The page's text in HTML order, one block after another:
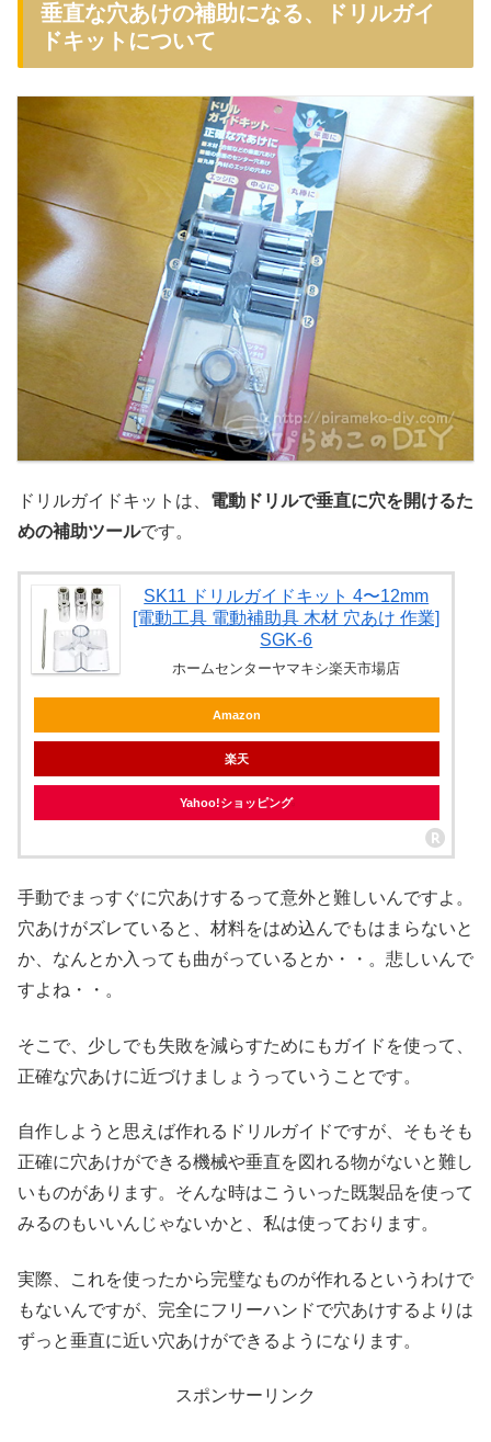
垂直な穴あけの補助になる、ドリルガイ
ドキットについて
ドリルガイドキットは、 電動ドリルで垂直に穴を開けるた
めの補助ツールです。
SK11 ドリルガイドキット 4〜12mm
[電動工具 電動補助具 木材 穴あけ 作業]
SGK-6
ホームセンターヤマキシ楽天市場店
Amazon
楽天
Yahoo!ショッピング
手動でまっすぐに穴あけするって意外と難しいんですよ。
穴あけがズレていると、材料をはめ込んでもはまらないと
か、なんとか入っても曲がっているとか・・。悲しいんで
すよね・・。
そこで、少しでも失敗を減らすためにもガイドを使って、
正確な穴あけに近づけましょうっていうことです。
自作しようと思えば作れるドリルガイドですが、そもそも
正確に穴あけができる機械や垂直を図れる物がないと難し
いものがあります。そんな時はこういった既製品を使って
みるのもいいんじゃないかと、私は使っております。
実際、これを使ったから完璧なものが作れるというわけで
もないんですが、完全にフリーハンドで穴あけするよりは
ずっと垂直に近い穴あけができるようになります。
スポンサーリンク